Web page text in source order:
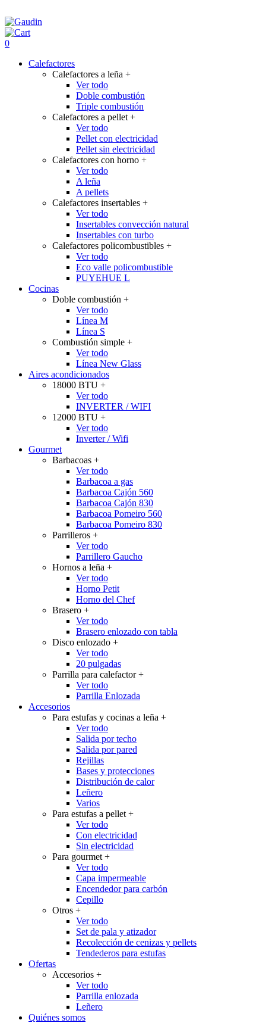
0
Calefactores
Calefactores a leña +
Ver todo
Doble combustión
Triple combustión
Calefactores a pellet +
Ver todo
Pellet con electricidad
Pellet sin electricidad
Calefactores con horno +
Ver todo
A leña
A pellets
Calefactores insertables +
Ver todo
Insertables convección natural
Insertables con turbo
Calefactores policombustibles +
Ver todo
Eco valle policombustible
PUYEHUE L
Cocinas
Doble combustión +
Ver todo
Línea M
Línea S
Combustión simple +
Ver todo
Línea New Glass
Aires acondicionados
18000 BTU +
Ver todo
INVERTER / WIFI
12000 BTU +
Ver todo
Inverter / Wifi
Gourmet
Barbacoas +
Ver todo
Barbacoa a gas
Barbacoa Cajón 560
Barbacoa Cajón 830
Barbacoa Pomeiro 560
Barbacoa Pomeiro 830
Parrilleros +
Ver todo
Parrillero Gaucho
Hornos a leña +
Ver todo
Horno Petit
Horno del Chef
Brasero +
Ver todo
Brasero enlozado con tabla
Disco enlozado +
Ver todo
20 pulgadas
Parrilla para calefactor+
Ver todo
Parrilla Enlozada
Accesorios
Para estufas y cocinas a leña +
Ver todo
Salida por techo
Salida por pared
Rejillas
Bases y protecciones
Distribución de calor
Leñero
Varios
Para estufas a pellet +
Ver todo
Con electricidad
Sin electricidad
Para gourmet +
Ver todo
Capa impermeable
Encendedor para carbón
Cepillo
Otros +
Ver todo
Set de pala y atizador
Recolección de cenizas y pellets
Tendederos para estufas
Ofertas
Accesorios +
Ver todo
Parrilla enlozada
Leñero
Quiénes somos